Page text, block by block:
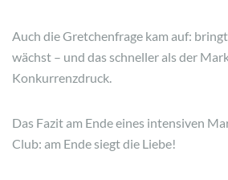
Auch die Gretchenfrage kam auf:
wächst – und das schneller als der
Konkurrenzdruck.
Das Fazit am Ende eines intensiven
Club: am Ende siegt die Liebe!